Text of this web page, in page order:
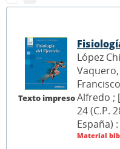
Texto impreso
López
Alfredo ;
24 (C.P.
España)
Material